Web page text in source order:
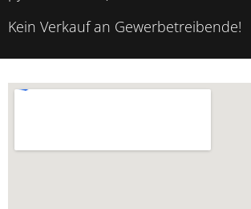
Kein Verkauf an Gewerbetreibende!